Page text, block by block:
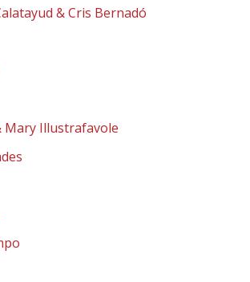
& Cris Bernadó
Mary Illustrafavole